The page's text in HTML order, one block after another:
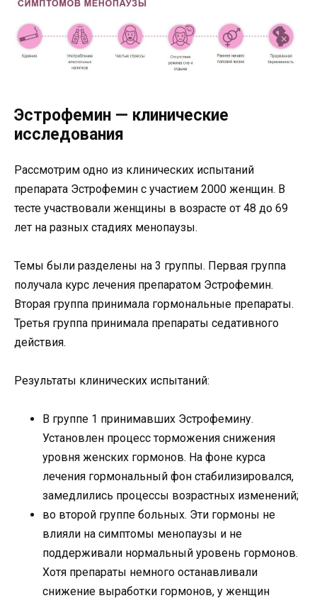
Эстрофемин — клинические
исследования
Рассмотрим одно из клинических испытаний
препарата Эстрофемин с участием 2000 женщин. В
тесте участвовали женщины в возрасте от 48 до 69
лет на разных стадиях менопаузы.
Темы были разделены на 3 группы. Первая группа
получала курс лечения препаратом Эстрофемин.
Вторая группа принимала гормональные препараты.
Третья группа принимала препараты седативного
действия.
Результаты клинических испытаний:
В группе 1 принимавших Эстрофемину.
Установлен процесс торможения снижения
уровня женских гормонов. На фоне курса
лечения гормональный фон стабилизировался,
замедлились процессы возрастных изменений;
во второй группе больных. Эти гормоны не
влияли на симптомы менопаузы и не
поддерживали нормальный уровень гормонов.
Хотя препараты немного останавливали
снижение выработки гормонов, у женщин